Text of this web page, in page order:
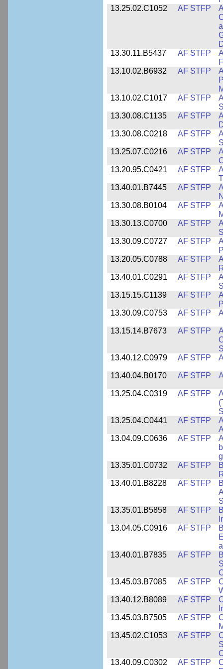
13.25.02.C1052
AF STFP
13.30.11.B5437
AF STFP
13.10.02.B6932
AF STFP
13.10.02.C1017
AF STFP
13.30.08.C1135
AF STFP
13.30.08.C0218
AF STFP
13.25.07.C0216
AF STFP
13.20.95.C0421
AF STFP
13.40.01.B7445
AF STFP
13.30.08.B0104
AF STFP
13.30.13.C0700
AF STFP
13.30.09.C0727
AF STFP
13.20.05.C0788
AF STFP
13.40.01.C0291
AF STFP
13.15.15.C1139
AF STFP
13.30.09.C0753
AF STFP
13.15.14.B7673 AF STFP
13.40.12.C0979
AF STFP
13.40.04.B0170 AF STFP
13.25.04.C0319 AF STFP
13.25.04.C0441
AF STFP
13.04.09.C0636
AF STFP
13.35.01.C0732
AF STFP
13.40.01.B8228
AF STFP
13.35.01.B5858
AF STFP
13.04.05.C0916
AF STFP
13.40.01.B7835
AF STFP
13.45.03.B7085
AF STFP
13.40.12.B8089
AF STFP
13.45.03.B7505
AF STFP
13.45.02.C1053
AF STFP
13.40.09.C0302
AF STFP